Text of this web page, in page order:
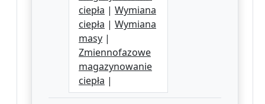
ciepła | Wymiana
ciepła | Wymiana
masy |
Zmiennofazowe
magazynowanie
ciepła |